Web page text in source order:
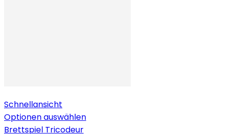
Schnellansicht
Optionen auswählen
Brettspiel Tricodeur